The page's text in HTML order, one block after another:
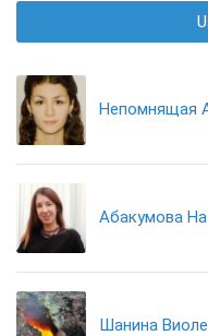
Непомнящая
Абакумова
Шанина